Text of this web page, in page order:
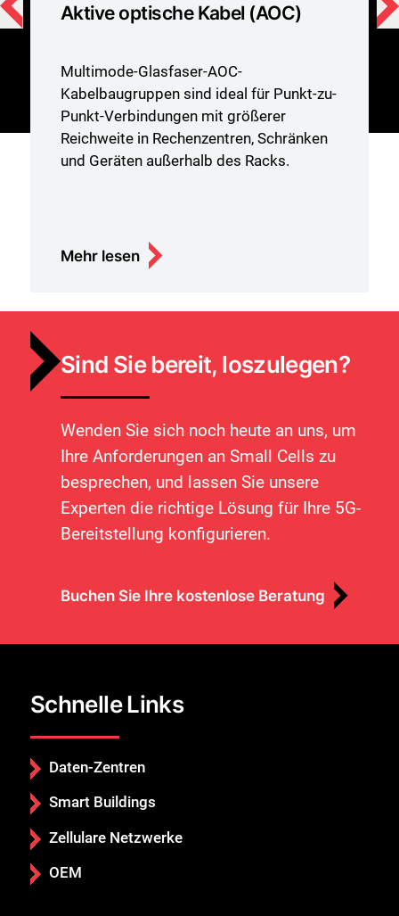
Aktive optische Kabel (AOC)
Multimode-Glasfaser-AOC-
Kabelbaugruppen sind ideal für Punkt-zu-
Punkt-Verbindungen mit größerer
Reichweite in Rechenzentren, Schränken
und Geräten außerhalb des Racks.
Mehr lesen
Sind Sie bereit, loszulegen?
Wenden Sie sich noch heute an uns, um
Ihre Anforderungen an Small Cells zu
besprechen, und lassen Sie unsere
Experten die richtige Lösung für Ihre 5G-
Bereitstellung konfigurieren.
Buchen Sie Ihre kostenlose Beratung
Schnelle Links
Daten-Zentren
Smart Buildings
Zellulare Netzwerke
OEM